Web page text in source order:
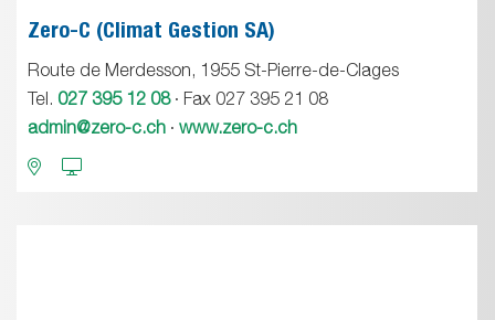
Zero-C (Climat Gestion SA)
Route de Merdesson, 1955 St-Pierre-de-Clages
Tel. 027 395 12 08· Fax 027 395 21 08
admin@zero-c.ch · www.zero-c.ch